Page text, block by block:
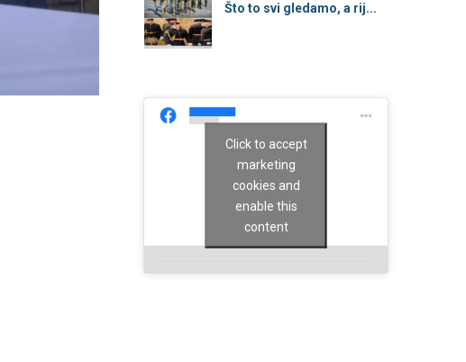
Što to svi gledamo, a rij...
Click to accept
marketing
cookies and
enable this
content